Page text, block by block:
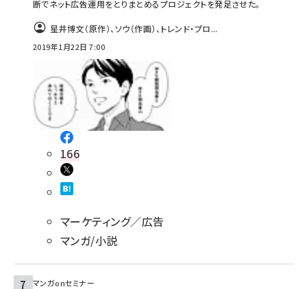
断でネット広告運用をとりまとめるプロジェクトを発足させた。
星井博文（原作）、ソウ（作画）、トレンド・プロ...
2019年1月22日 7:00
166
マーケティング／広告
マンガ/小説
マンガonセミナー